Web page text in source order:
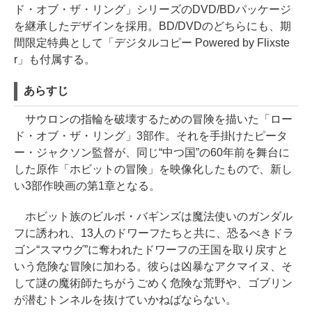
ド・オブ・ザ・リング」シリーズのDVD/BDパッケージ
を継承したデザインを採用。BD/DVDのどちらにも、期
間限定特典として「デジタルコピー Powered by Flixste
r」も付属する。
あらすじ
サウロンの指輪を破壊するための冒険を描いた「ロー
ド・オブ・ザ・リング」3部作。それを手掛けたピータ
ー・ジャクソン監督が、同じ“中つ国”の60年前を舞台に
した原作「ホビットの冒険」を映像化したもので、新し
い3部作映画の第1章となる。
ホビット族のビルボ・バギンズは魔法使いのガンダル
フに誘われ、13人のドワーフたちと共に、恐るべきドラ
ゴン“スマウグ”に奪われたドワーフの王国を取り戻すと
いう危険な冒険に加わる。彼らは凶暴なアクマイヌ、そ
して謎の魔術師たちがうごめく危険な荒野や、ゴブリン
が潜むトンネルを抜けていかねばならない。